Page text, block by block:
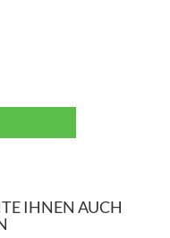
IHNEN AUCH